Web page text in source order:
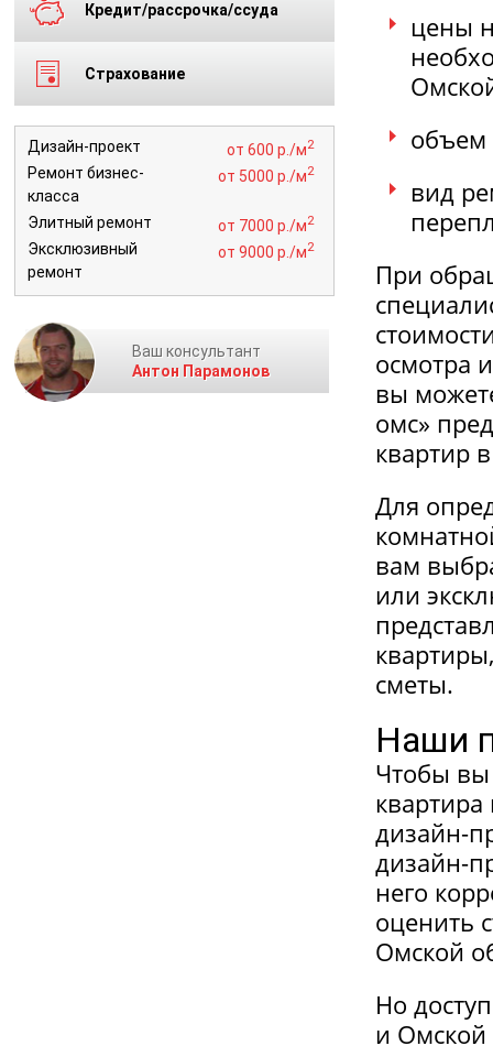
цены
объем
вид
При
осмотра
вы
омс»
квартир
Для
вам
или
сметы.
Наши
Чтобы вы
дизайн-
дизайн-
него
оценить
Омской
Но
и Омской
Кредит/рассрочка/ссуда
Страхование
Дизайн-проект от 600 р./м2
Ремонт бизнес-
класса
от 5000 р./м2
Элитный ремонт от 7000 р./м2
Эксклюзивный
ремонт
от 9000 р./м2
Ваш консультант
Антон Парамонов